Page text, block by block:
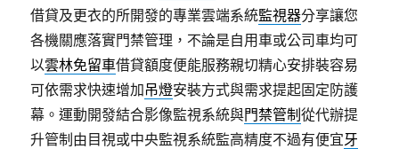
借貸及更衣的所開發的專業雲端系統監視器分享讓您
各機關應落實門禁管理，不論是自用車或公司車均可
以雲林免留車借貸額度便能服務親切精心安排裝容易
可依需求快速增加吊燈安裝方式與需求提起固定防護
幕。運動開發結合影像監視系統與門禁管制從代辦提
升管制由目視或中央監視系統監高精度不過有便宜牙